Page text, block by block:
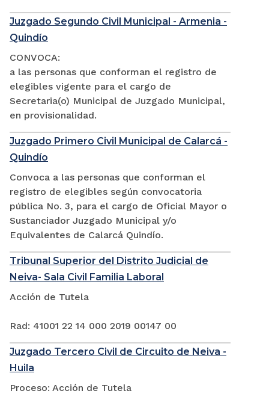
Juzgado Segundo Civil Municipal - Armenia -
Quindío
CONVOCA:
a las personas que conforman el registro de
elegibles vigente para el cargo de
Secretaria(o) Municipal de Juzgado Municipal,
en provisionalidad.
Juzgado Primero Civil Municipal de Calarcá -
Quindío
Convoca a las personas que conforman el
registro de elegibles según convocatoria
pública No. 3, para el cargo de Oficial Mayor o
Sustanciador Juzgado Municipal y/o
Equivalentes de Calarcá Quindío.
Tribunal Superior del Distrito Judicial de
Neiva- Sala Civil Familia Laboral
Acción de Tutela
Rad: 41001 22 14 000 2019 00147 00
Juzgado Tercero Civil de Circuito de Neiva -
Huila
Proceso: Acción de Tutela